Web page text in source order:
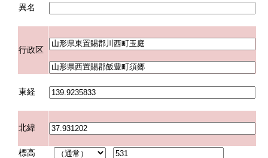
異名
行政区
東経
北緯
標高